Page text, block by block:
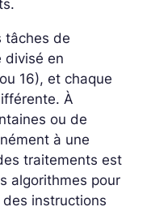
tâches de
divisé en
16), et chaque
À
ou de
à une
traitements est
algorithmes pour
des instructions